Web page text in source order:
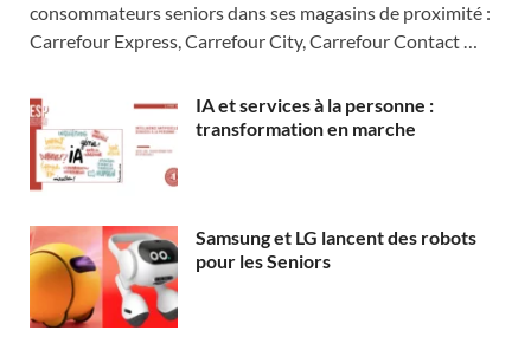
consommateurs seniors dans ses magasins de proximité :
Carrefour Express, Carrefour City, Carrefour Contact …
IA et services à la personne :
transformation en marche
Samsung et LG lancent des robots
pour les Seniors